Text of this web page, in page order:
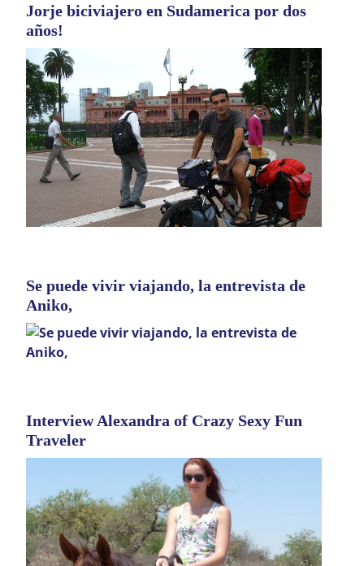
Jorje biciviajero en Sudamerica por dos
años!
Se puede vivir viajando, la entrevista de
Aniko,
Interview Alexandra of Crazy Sexy Fun
Traveler